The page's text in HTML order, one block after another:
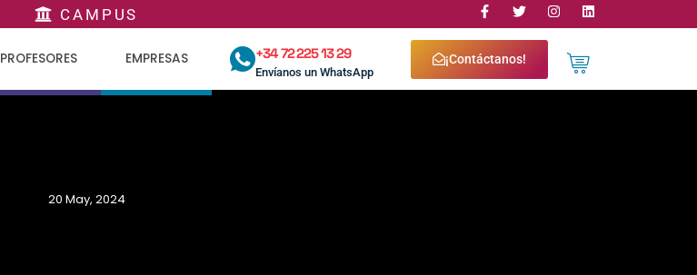
CAMPUS
PROFESORES EMPRESAS +34 72 225 13 29
Envíanos un WhatsApp
¡Contáctanos!
20 May, 2024